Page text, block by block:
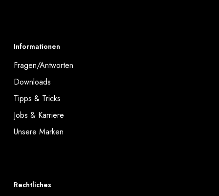
Informationen
Fragen/Antworten
Downloads
Tipps & Tricks
Jobs & Karriere
Unsere Marken
Rechtliches